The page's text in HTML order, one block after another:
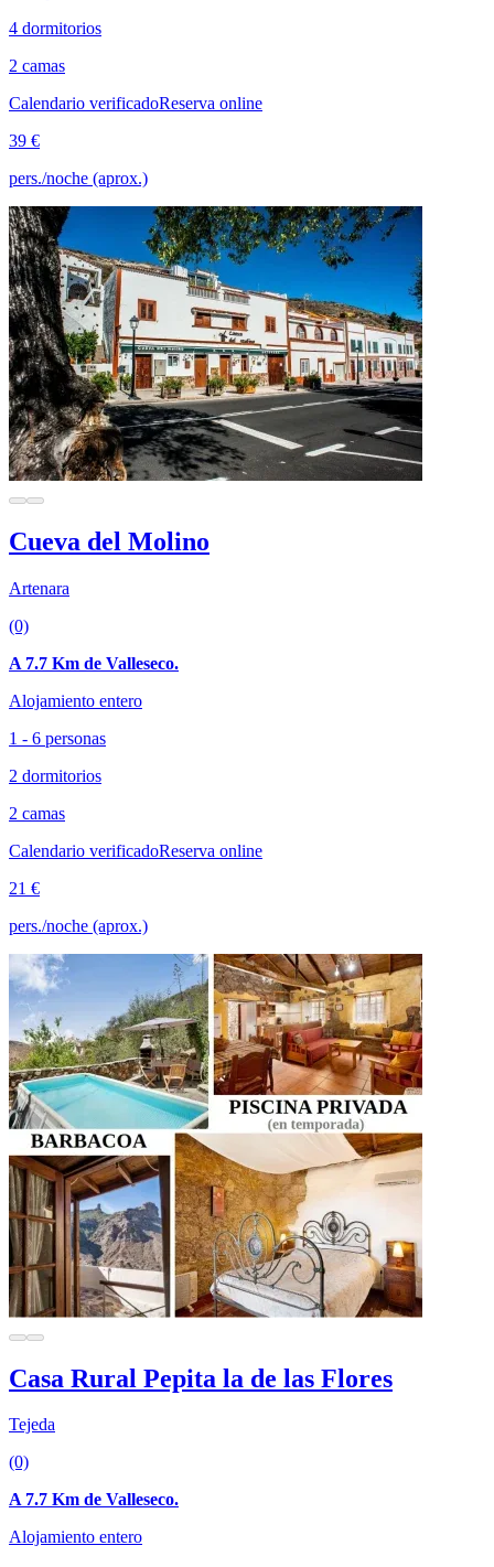
4 dormitorios
2 camas
Calendario verificadoReserva online
39 €
pers./noche (aprox.)
Cueva del Molino
Artenara
(0)
A 7.7 Km de Valleseco.
Alojamiento entero
1 - 6 personas
2 dormitorios
2 camas
Calendario verificadoReserva online
21 €
pers./noche (aprox.)
Casa Rural Pepita la de las Flores
Tejeda
(0)
A 7.7 Km de Valleseco.
Alojamiento entero